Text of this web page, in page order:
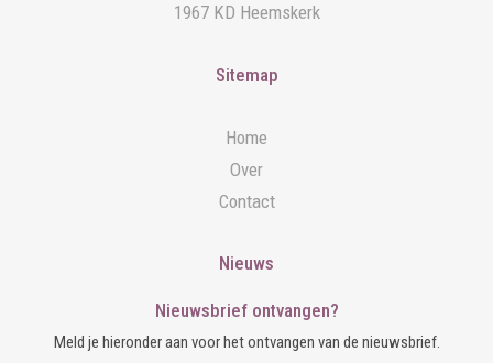
1967 KD Heemskerk
Sitemap
Home
Over
Contact
Nieuws
Nieuwsbrief ontvangen?
Meld je hieronder aan voor het ontvangen van de nieuwsbrief.